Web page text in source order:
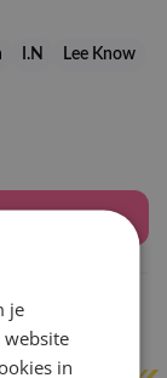
I.N
Lee Know
verzonden
je
in